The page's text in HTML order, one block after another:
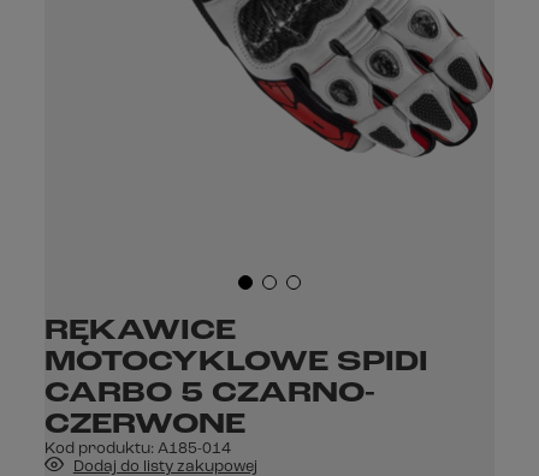
RĘKAWICE
MOTOCYKLOWE SPIDI
CARBO 5 CZARNO-
CZERWONE
Kod produktu: A185-014
Dodaj do listy zakupowej